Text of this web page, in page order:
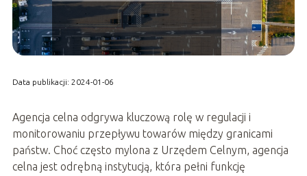
Data publikacji: 2024-01-06
Agencja celna odgrywa kluczową rolę w regulacji i
monitorowaniu przepływu towarów między granicami
państw. Choć często mylona z Urzędem Celnym, agencja
celna jest odrębną instytucją, która pełni funkcję